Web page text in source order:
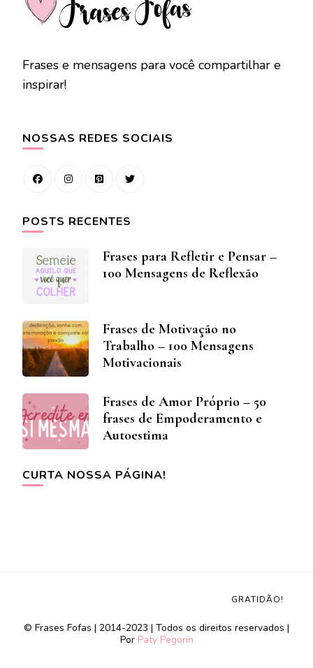
Frases e mensagens para você compartilhar e
inspirar!
NOSSAS REDES SOCIAIS
POSTS RECENTES
Frases para Refletir e Pensar –
100 Mensagens de Reflexão
Frases de Motivação no
Trabalho – 100 Mensagens
Motivacionais
Frases de Amor Próprio – 50
frases de Empoderamento e
Autoestima
CURTA NOSSA PÁGINA!
© Frases Fofas | 2014-2023 | Todos os direitos reservados |
Por Paty Pegorin
GRATIDÃO!